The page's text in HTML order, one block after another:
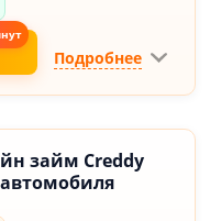
Подробнее
займ Creddy